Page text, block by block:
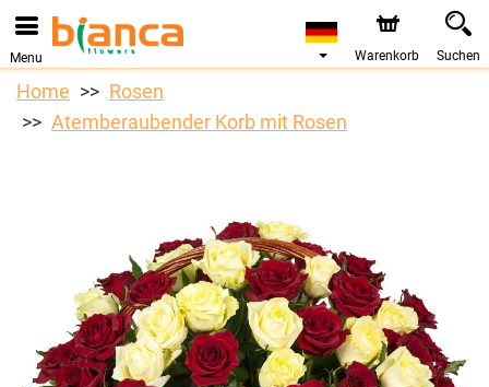
Menu Warenkorb Suchen
Home
Rosen
Atemberaubender Korb mit Rosen